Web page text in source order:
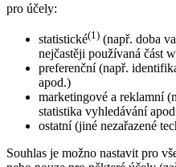
pro účely:
statistické(1) (např. doba
nejčastěji používaná část
preferenční (např.
apod.)
marketingové a reklamní
statistika vyhledávání
ostatní (jiné nezařazené
Souhlas je možno nastavit pro